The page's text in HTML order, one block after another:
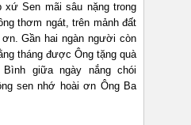
Sen mãi sâu nặng trong
thơm ngát, trên mảnh đất
Gần hai ngàn người còn
tháng được Ông tặng quà
giữa ngày nắng chói
sen nhớ hoài ơn Ông Ba